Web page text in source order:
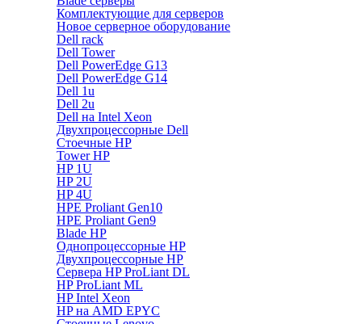
Комплектующие для серверов
Новое серверное оборудование
Dell rack
Dell Tower
Dell PowerEdge G13
Dell PowerEdge G14
Dell 1u
Dell 2u
Dell на Intel Xeon
Двухпроцессорные Dell
Стоечные HP
Tower HP
HP 1U
HP 2U
HP 4U
HPE Proliant Gen10
HPE Proliant Gen9
Blade HP
Однопроцессорные HP
Двухпроцессорные HP
Сервера HP ProLiant DL
HP ProLiant ML
HP Intel Xeon
HP на AMD EPYC